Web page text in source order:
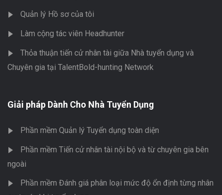
Quản lý Hồ sơ của tôi
Làm cộng tác viên Headhunter
Thỏa thuận tiến cử nhân tài giữa Nhà tuyển dụng và
Chuyên gia tại TalentBold-hunting Network
Giải pháp Dành Cho Nhà Tuyển Dụng
Phần mềm Quản lý Tuyển dụng toàn diện
Phần mềm Tiến cử nhân tài nội bộ và từ chuyên gia bên
ngoài
Phần mềm Đánh giá phân loại mức độ ổn định từng nhân